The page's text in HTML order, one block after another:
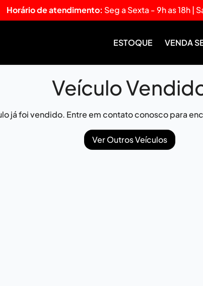
Horário de atendimento: Seg a Sexta - 9h as 18h |
ESTOQUE VENDA
Veículo
já foi vendido. Entre em contato conosco para
Ver Outros Veículos